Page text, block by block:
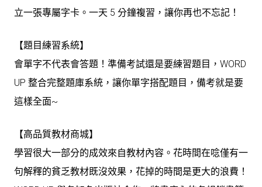
立一張專屬字卡。一天 5 分鐘複習，讓你再也不忘記！
【題目練習系統】
會單字不代表會答題！準備考試還是要練習題目，WORD
UP 整合完整題庫系統，讓你單字搭配題目，備考就是要
這樣全面~
【高品質教材商城】
學習很大一部分的成效來自教材內容。花時間在唸僅有一
句解釋的貧乏教材既沒效果，花掉的時間是更大的浪費！